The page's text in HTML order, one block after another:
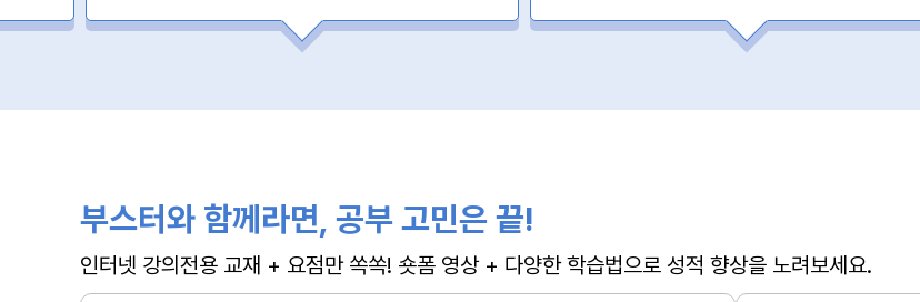
부스터와 함께라면, 공부 고민은 끝!
인터넷 강의전용 교재 + 요점만 쏙쏙! 숏폼 영상 + 다양한 학습법으로 성적 향상을 노려보세요.